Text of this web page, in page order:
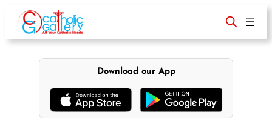
content
Download our App